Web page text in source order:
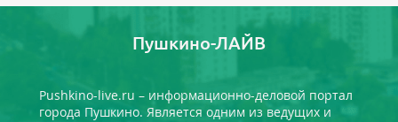
Пушкино-ЛАЙВ
Pushkino-live.ru – информационно-деловой портал
города Пушкино. Является одним из ведущих и